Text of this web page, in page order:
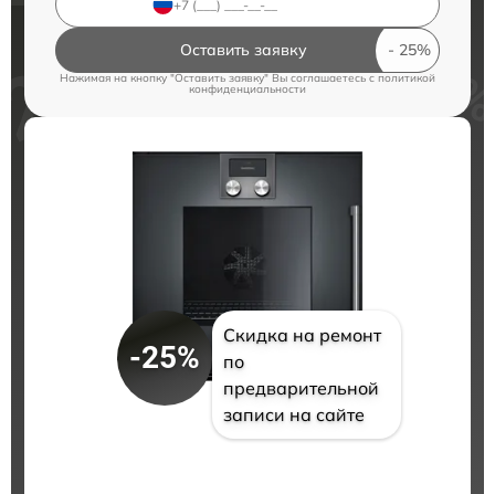
Оставить заявку
Нажимая на кнопку "Оставить заявку" Вы соглашаетесь c политикой
конфиденциальности
-25%
Скидка на ремонт
по
предварительной
записи на сайте